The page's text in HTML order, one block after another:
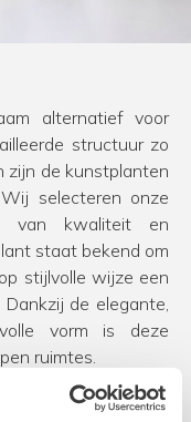
alternatief voor
structuur zo
zijn de kunstplanten
selecteren onze
van kwaliteit en
staat bekend om
stijlvolle wijze een
de elegante,
vorm is deze
ruimtes.